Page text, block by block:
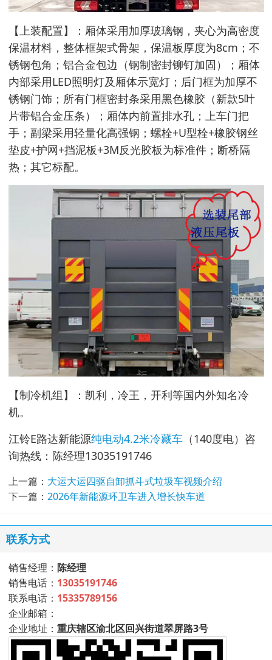
【上装配置】：厢体采用加厚玻璃钢，夹心为高密度
保温材料，整体框架式骨架，保温板厚度为8cm；不
锈钢包角；铝合金包边（钢制密封铆钉加固）；厢体
内部采用LED照明灯及厢体示宽灯；后门框为加厚不
锈钢门饰；所有门框密封条采用黑色橡胶（新款5叶
片带铝合金压条）；厢体内前置排水孔；上车门把
手；副梁采用轻量化高强钢；螺栓+U型栓+橡胶钢丝
垫皮+护网+挡泥板+3M反光胶板为标准件；断桥隔
热；其它标配。
【制冷机组】：凯利，冷王，开利等国内外知名冷
机。
江铃E路达新能源纯电动4.2米冷藏车（140度电）咨
询热线：陈经理13035191746
上一篇： 大运大运四驱自卸抓斗式垃圾车视频介绍
下一篇： 2026年新能源环卫车进入增长快车道
联系方式
销售经理： 陈经理
销售电话： 13035191746
联系电话： 15335789156
企业邮箱：
企业地址： 重庆辖区渝北区回兴街道翠屏路3号